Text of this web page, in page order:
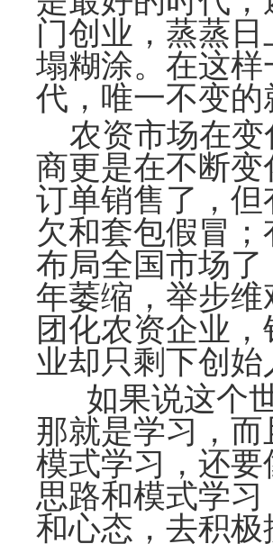
门创业，蒸蒸
塌糊涂。在这
代，唯一不变的
农资市场在
商更是在不断
订单销售了，
欠和套包假冒
布局全国市场
年萎缩，举步
团化农资企业
业却只剩下创始
如果说这个
那就是学习，
模式学习，还
思路和模式学
和心态，去积